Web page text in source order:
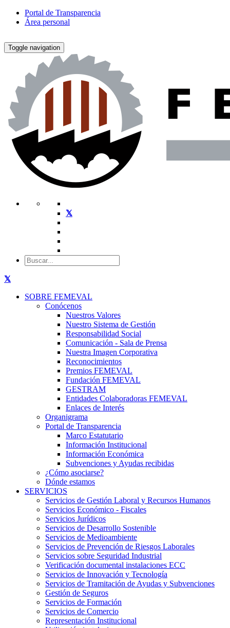
Portal de Transparencia
Área personal
Toggle navigation
SOBRE FEMEVAL
Conócenos
Nuestros Valores
Nuestro Sistema de Gestión
Responsabilidad Social
Comunicación - Sala de Prensa
Nuestra Imagen Corporativa
Reconocimientos
Premios FEMEVAL
Fundación FEMEVAL
GESTRAM
Entidades Colaboradoras FEMEVAL
Enlaces de Interés
Organigrama
Portal de Transparencia
Marco Estatutario
Información Institucional
Información Económica
Subvenciones y Ayudas recibidas
¿Cómo asociarse?
Dónde estamos
SERVICIOS
Servicios de Gestión Laboral y Recursos Humanos
Servicios Económico - Fiscales
Servicios Jurídicos
Servicios de Desarrollo Sostenible
Servicios de Medioambiente
Servicios de Prevención de Riesgos Laborales
Servicios sobre Seguridad Industrial
Verificación documental instalaciones ECC
Servicios de Innovación y Tecnología
Servicios de Tramitación de Ayudas y Subvenciones
Gestión de Seguros
Servicios de Formación
Servicios de Comercio
Representación Institucional